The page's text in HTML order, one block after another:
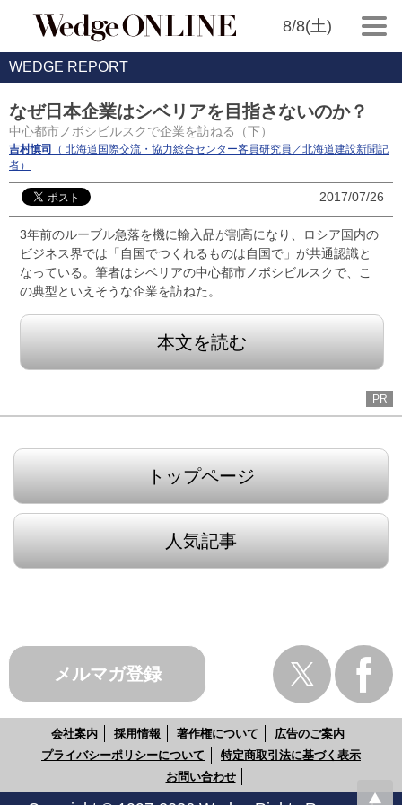
8/8(土)
WEDGE REPORT
なぜ日本企業はシベリアを目指さないのか？
中心都市ノボシビルスクで企業を訪ねる（下）
吉村慎司
（ 北海道国際交流・協力総合センター客員研究員／北海道建設新聞記
者）
2017/07/26
3年前のルーブル急落を機に輸入品が割高になり、ロシア国内の
ビジネス界では「自国でつくれるものは自国で」が共通認識と
なっている。筆者はシベリアの中心都市ノボシビルスクで、こ
の典型といえそうな企業を訪ねた。
本文を読む
PR
トップページ
人気記事
メルマガ登録
会社案内 採用情報 著作権について
広告のご案内
プライバシーポリシーについて
特定商取引法に基づく表示
お問い合わせ